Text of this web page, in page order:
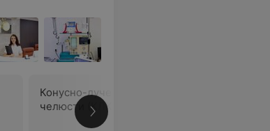
Конусно-лучевая томография
челюсти (КЛКТ)